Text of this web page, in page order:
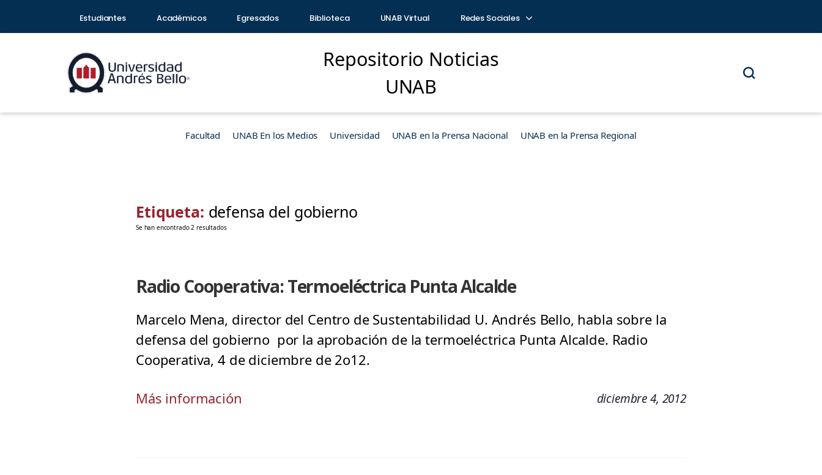
Estudiantes Académicos Egresados Biblioteca UNAB Virtual Redes Sociales
Repositorio Noticias
UNAB
Facultad UNAB En los Medios Universidad UNAB en la Prensa Nacional UNAB en la Prensa Regional
Etiqueta: defensa del gobierno
Se han encontrado 2 resultados
Radio Cooperativa: Termoeléctrica Punta Alcalde
Marcelo Mena, director del Centro de Sustentabilidad U. Andrés Bello, habla sobre la
defensa del gobierno por la aprobación de la termoeléctrica Punta Alcalde. Radio
Cooperativa, 4 de diciembre de 2o12.
Más información diciembre 4, 2012